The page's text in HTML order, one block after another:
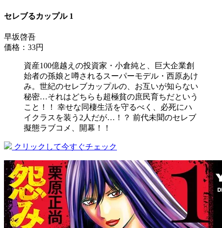
セレブるカップル 1
早坂啓吾
価格：33円
資産100億越えの投資家・小倉純と、巨大企業創
始者の孫娘と噂されるスーパーモデル・西原あけ
み。世紀のセレブカップルの、お互いが知らない
秘密…それはどちらも超極貧の庶民育ちだという
こと！！ 幸せな同棲生活を守るべく、必死にハ
イクラスを装う2人だが…！？ 前代未聞のセレブ
擬態ラブコメ、開幕！！
クリックして今すぐチェック